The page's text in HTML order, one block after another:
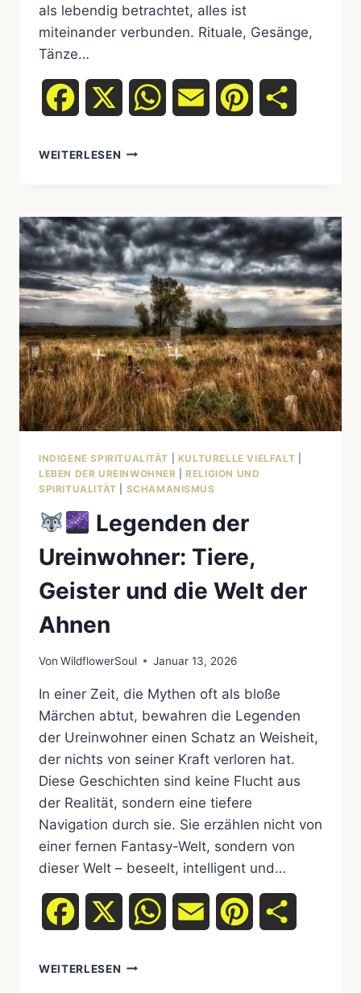
als lebendig betrachtet, alles ist
miteinander verbunden. Rituale, Gesänge,
Tänze…
Facebook WhatsAppEmail Pinterest
WEITERLESEN
INDIGENER
KULTUREN
INDIGENE SPIRITUALITÄT KULTURELLE VIELFALT
LEBEN DER UREINWOHNER |RELIGION UND
SPIRITUALITÄT
SCHAMANISMUS
Legenden der
Ureinwohner: Tiere,
Geister und die Welt der
Ahnen
Von WildflowerSoul Januar 13, 2026
In einer Zeit, die Mythen oft als bloße
Märchen abtut, bewahren die Legenden
der Ureinwohner einen Schatz an Weisheit,
der nichts von seiner Kraft verloren hat.
Diese Geschichten sind keine Flucht aus
der Realität, sondern eine tiefere
Navigation durch sie. Sie erzählen nicht von
einer fernen Fantasy-Welt, sondern von
dieser Welt – beseelt, intelligent und…
Facebook WhatsAppEmail Pinterest
WEITERLESEN